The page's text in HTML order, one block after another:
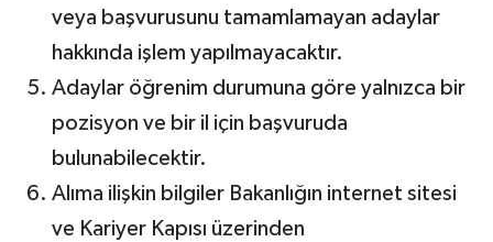
veya başvurusunu tamamlamayan adaylar
hakkında işlem yapılmayacaktır.
Adaylar öğrenim durumuna göre yalnızca bir
pozisyon ve bir il için başvuruda
bulunabilecektir.
Alıma ilişkin bilgiler Bakanlığın internet sitesi
ve Kariyer Kapısı üzerinden